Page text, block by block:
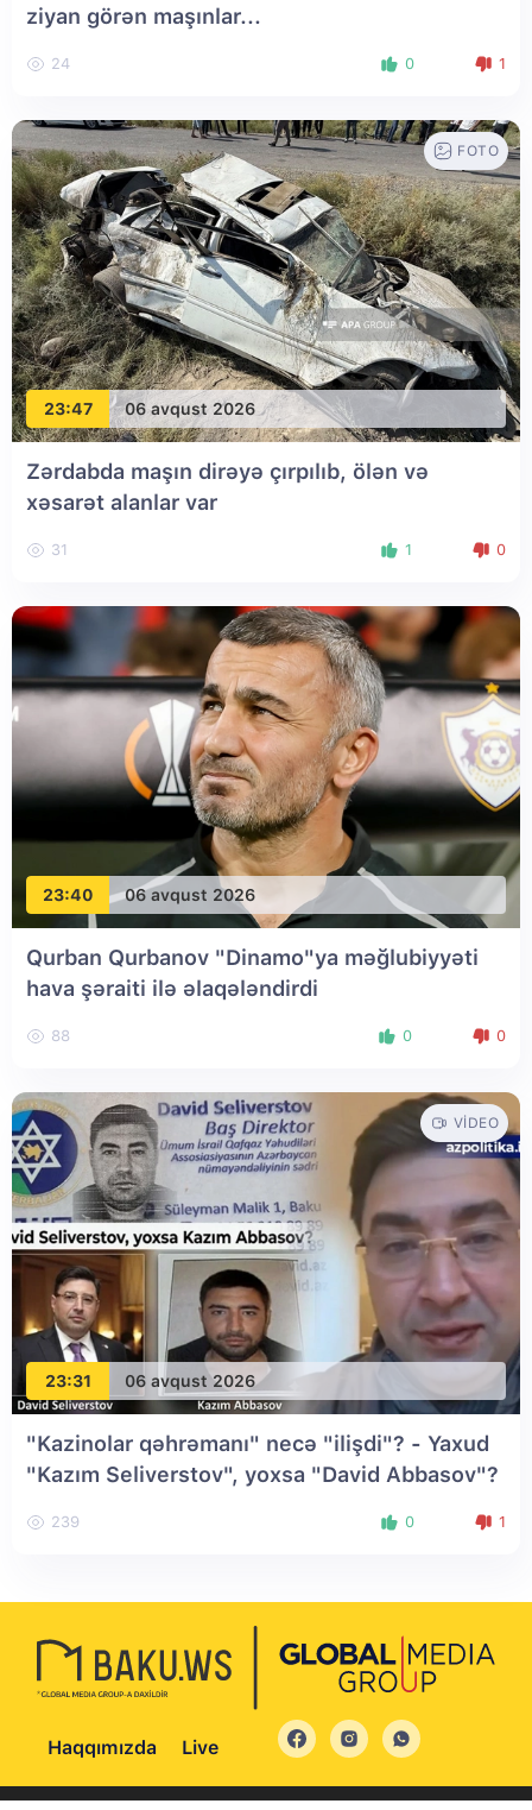
ziyan görən maşınlar...
24 0 1
23:47 06 avqust 2026
FOTO
Zərdabda maşın dirəyə çırpılıb, ölən və
xəsarət alanlar var
31 1 0
23:40 06 avqust 2026
Qurban Qurbanov "Dinamo"ya məğlubiyyəti
hava şəraiti ilə əlaqələndirdi
88 0 0
23:31 06 avqust 2026
VIDEO
"Kazinolar qəhrəmanı" necə "ilişdi"? - Yaxud
"Kazım Seliverstov", yoxsa "David Abbasov"?
239 0 1
Haqqımızda Live